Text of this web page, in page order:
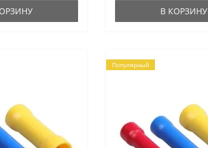
В КОРЗИНУ
Популярный